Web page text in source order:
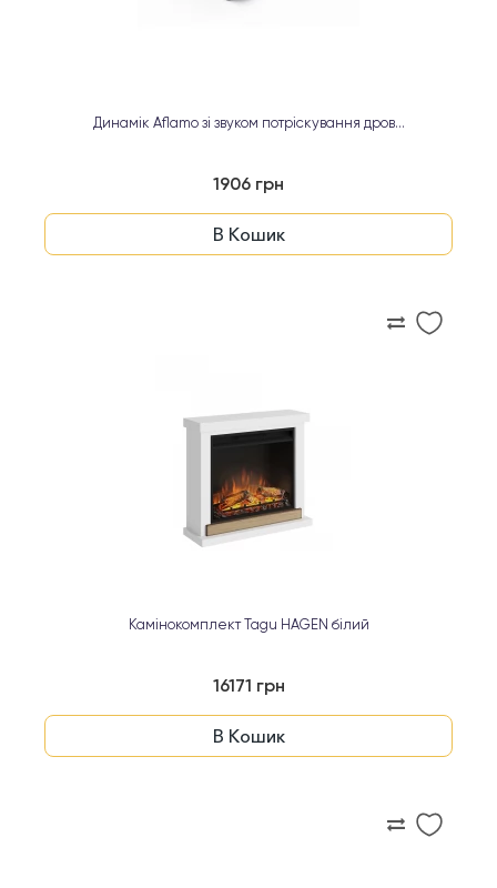
Динамік Aflamo зі звуком потріскування дров...
1906 грн
В Кошик
Камінокомплект Tagu HAGEN білий
16171 грн
В Кошик